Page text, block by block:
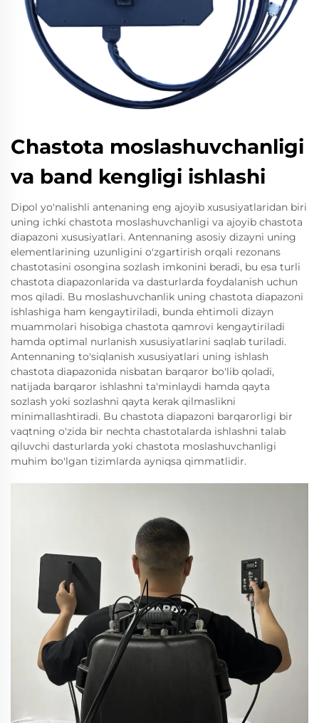
Chastota moslashuvchanligi
va band kengligi ishlashi
Dipol yo'nalishli antenaning eng ajoyib xususiyatlaridan biri
uning ichki chastota moslashuvchanligi va ajoyib chastota
diapazoni xususiyatlari. Antennaning asosiy dizayni uning
elementlarining uzunligini o'zgartirish orqali rezonans
chastotasini osongina sozlash imkonini beradi, bu esa turli
chastota diapazonlarida va dasturlarda foydalanish uchun
mos qiladi. Bu moslashuvchanlik uning chastota diapazoni
ishlashiga ham kengaytiriladi, bunda ehtimoli dizayn
muammolari hisobiga chastota qamrovi kengaytiriladi
hamda optimal nurlanish xususiyatlarini saqlab turiladi.
Antennaning to'siqlanish xususiyatlari uning ishlash
chastota diapazonida nisbatan barqaror bo'lib qoladi,
natijada barqaror ishlashni ta'minlaydi hamda qayta
sozlash yoki sozlashni qayta kerak qilmaslikni
minimallashtiradi. Bu chastota diapazoni barqarorligi bir
vaqtning o'zida bir nechta chastotalarda ishlashni talab
qiluvchi dasturlarda yoki chastota moslashuvchanligi
muhim bo'lgan tizimlarda ayniqsa qimmatlidir.